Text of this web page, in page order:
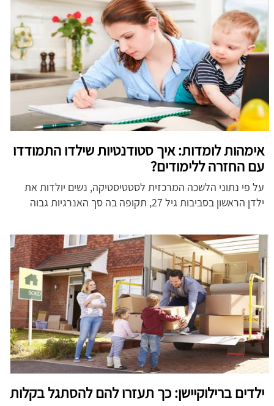
אימהות לומדות: איך סטודנטיות שילדו התמודדו
עם החזרה ללימודים?
על פי נתוני הלשכה המרכזית לסטטיסטיקה, נשים יולדות את
ילדן הראשון בסביבות גיל 27, תקופה בה סך האנרגיות גבוה
ילדים ברילוקיישן: כך תעזרו להם להסתגל בקלות